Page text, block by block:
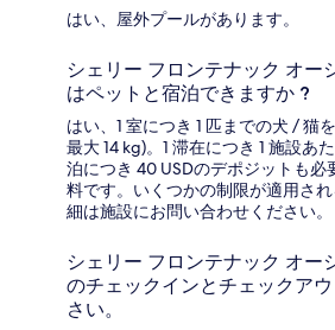
はい、屋外プールがあります。
シェリー フロンテナック オー
はペットと宿泊できますか ?
はい、1 室につき 1 匹までの犬 / 猫
最大 14 kg)。1 滞在につき 1 施設あ
泊につき 40 USDのデポジットも
料です。いくつかの制限が適用さ
細は施設にお問い合わせください。
シェリー フロンテナック オー
のチェックインとチェックア
さい。